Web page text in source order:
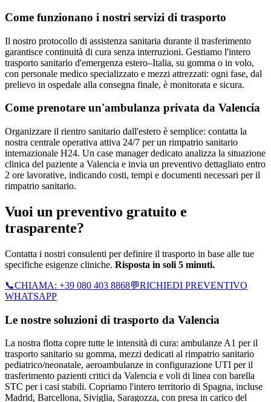
Come funzionano i nostri servizi di trasporto
Il nostro protocollo di assistenza sanitaria durante il trasferimento
garantisce continuità di cura senza interruzioni. Gestiamo l'intero
trasporto sanitario d'emergenza estero–Italia, su gomma o in volo,
con personale medico specializzato e mezzi attrezzati: ogni fase, dal
prelievo in ospedale alla consegna finale, è monitorata e sicura.
Come prenotare un'ambulanza privata da Valencia
Organizzare il rientro sanitario dall'estero è semplice: contatta la
nostra centrale operativa attiva 24/7 per un rimpatrio sanitario
internazionale H24. Un case manager dedicato analizza la situazione
clinica del paziente a Valencia e invia un preventivo dettagliato entro
2 ore lavorative, indicando costi, tempi e documenti necessari per il
rimpatrio sanitario.
Vuoi un preventivo gratuito e
trasparente?
Contatta i nostri consulenti per definire il trasporto in base alle tue
specifiche esigenze cliniche. Risposta in soli 5 minuti.
📞CHIAMA: +39 080 403 8868💬RICHIEDI PREVENTIVO
WHATSAPP
Le nostre soluzioni di trasporto da Valencia
La nostra flotta copre tutte le intensità di cura: ambulanze A1 per il
trasporto sanitario su gomma, mezzi dedicati al rimpatrio sanitario
pediatrico/neonatale, aeroambulanze in configurazione UTI per il
trasferimento pazienti critici da Valencia e voli di linea con barella
STC per i casi stabili. Copriamo l'intero territorio di Spagna, incluse
Madrid, Barcellona, Siviglia, Saragozza, con presa in carico del